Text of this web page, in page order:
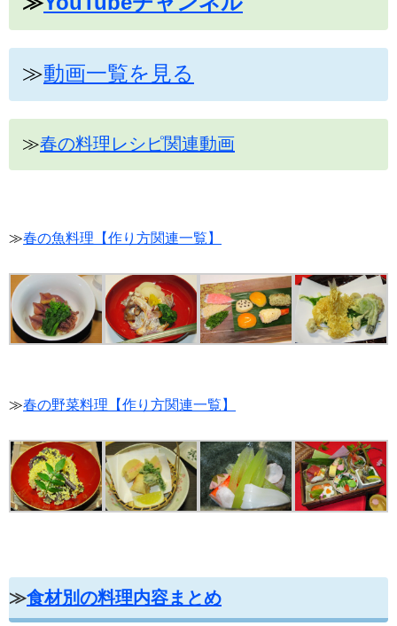
≫動画一覧を見る
≫春の料理レシピ関連動画
≫春の魚料理【作り方関連一覧】
≫春の野菜料理【作り方関連一覧】
≫食材別の料理内容まとめ